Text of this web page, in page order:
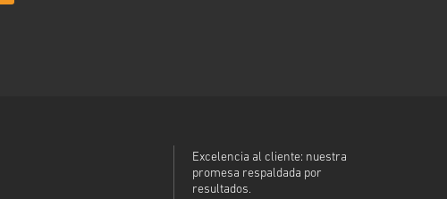
Excelencia al cliente: nuestra
promesa respaldada por
resultados.